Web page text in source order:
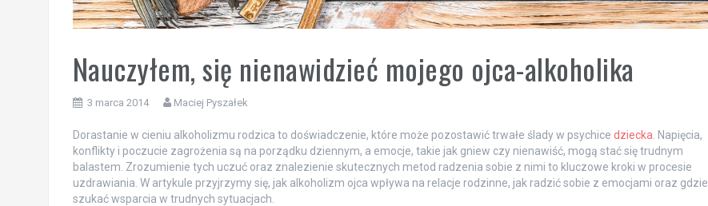
Nauczyłem, się nienawidzieć mojego ojca-alkoholika
3 marca 2014 Maciej Pyszałek
Dorastanie w cieniu alkoholizmu rodzica to doświadczenie, które może pozostawić trwałe ślady w psychice dziecka . Napięcia,
konflikty i poczucie zagrożenia są na porządku dziennym, a emocje, takie jak gniew czy nienawiść, mogą stać się trudnym
balastem. Zrozumienie tych uczuć oraz znalezienie skutecznych metod radzenia sobie z nimi to kluczowe kroki w procesie
uzdrawiania. W artykule przyjrzymy się, jak alkoholizm ojca wpływa na relacje rodzinne, jak radzić sobie z emocjami oraz gdzie
szukać wsparcia w trudnych sytuacjach.